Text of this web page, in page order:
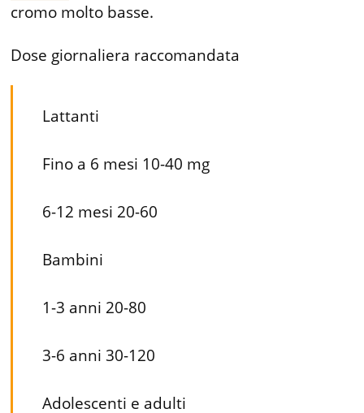
cromo molto basse.
Dose giornaliera raccomandata
Lattanti
Fino a 6 mesi 10-40 mg
6-12 mesi 20-60
Bambini
1-3 anni 20-80
3-6 anni 30-120
Adolescenti e adulti